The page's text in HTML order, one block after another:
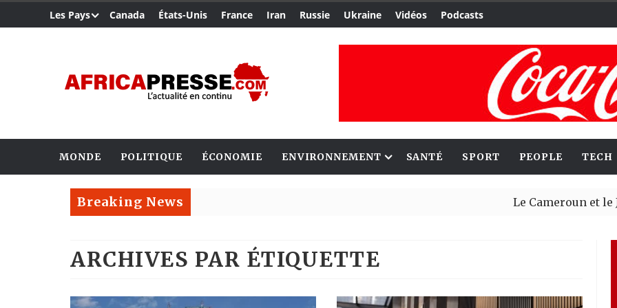
Les Pays Canada États-Unis France Iran Russie Ukraine Vidéos Podcasts
MONDE POLITIQUE ÉCONOMIE ENVIRONNEMENT SANTÉ SPORT PEOPLE TECH
Breaking News Le Cameroun et le
ARCHIVES PAR ÉTIQUETTE